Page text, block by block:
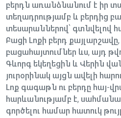
բերդն առանձնանում է իր
տեղադրությամբ և բերդից
տեսարաններով՝ գտնվելով
Բացի Լոքի բերդ
բացահայտումներ ևս, այդ
Գևորգ եկեղեցին և Վերին
յուրօրինակ այցն ավելի
Լոք գագաթն ու բերդը հայ-
հարևանությամբ է,
գործելու համար հատուկ